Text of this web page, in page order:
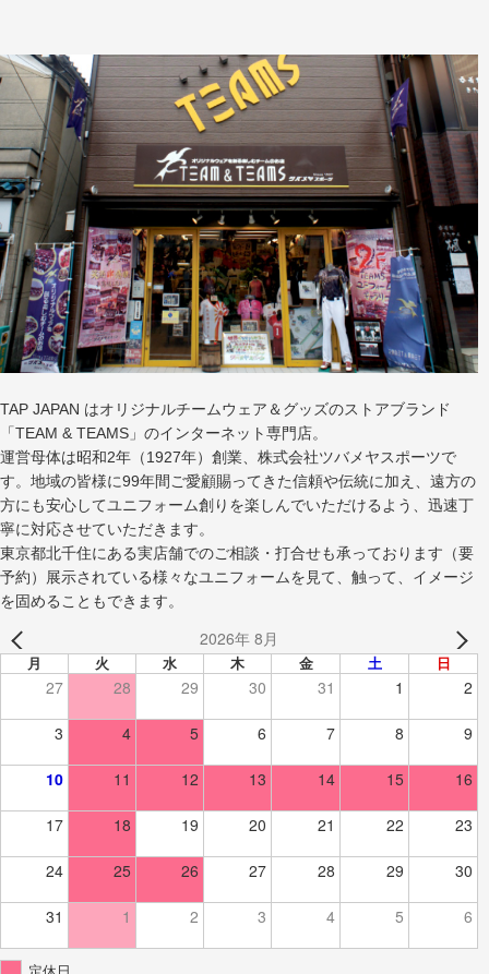
TAP JAPAN はオリジナルチームウェア＆グッズのストアブランド
「TEAM & TEAMS」のインターネット専門店。
運営母体は昭和2年（1927年）創業、株式会社ツバメヤスポーツで
す。地域の皆様に99年間ご愛顧賜ってきた信頼や伝統に加え、遠方の
方にも安心してユニフォーム創りを楽しんでいただけるよう、迅速丁
寧に対応させていただきます。
東京都北千住にある実店舗でのご相談・打合せも承っております（要
予約）展示されている様々なユニフォームを見て、触って、イメージ
を固めることもできます。
2026年 8月
月 火 水 木 金 土 日
27 28 29 30 31 1 2
3 4 5 6 7 8 9
10 11 12 13 14 15 16
17 18 19 20 21 22 23
24 25 26 27 28 29 30
31 1 2 3 4 5 6